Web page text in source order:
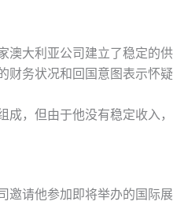
大利亚公司建立了稳定的
务状况和回国意图表示怀疑
，但由于他没有稳定收入
邀请他参加即将举办的国